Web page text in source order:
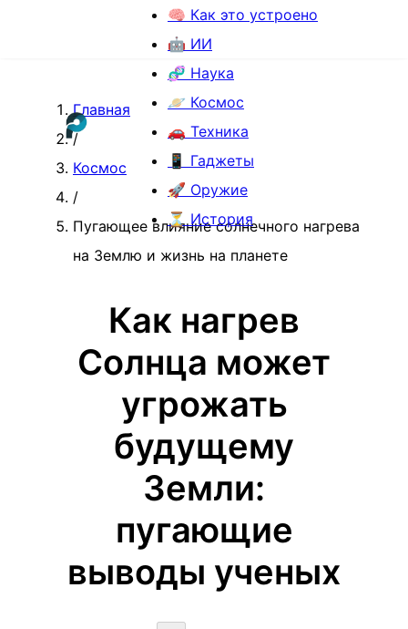
🧠 Как это устроено
🤖 ИИ
🧬 Наука
🪐 Космос
🚗 Техника
📱 Гаджеты
🚀 Оружие
⏳ История
Главная
/
Космос
/
Пугающее влияние солнечного нагрева
на Землю и жизнь на планете
Как нагрев
Солнца может
угрожать
будущему
Земли:
пугающие
выводы ученых